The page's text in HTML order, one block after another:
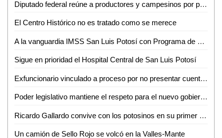
Diputado federal reúne a productores y campesinos por problemática de agua
El Centro Histórico no es tratado como se merece
A la vanguardia IMSS San Luis Potosí con Programa de Trasplante de Órganos y Tejidos
Sigue en prioridad el Hospital Central de San Luis Potosí
Exfuncionario vinculado a proceso por no presentar cuenta pública: ASE
Poder legislativo mantiene el respeto para el nuevo gobierno estatal
Ricardo Gallardo convive con los potosinos en su primer lunes como gobernador
Un camión de Sello Rojo se volcó en la Valles-Mante